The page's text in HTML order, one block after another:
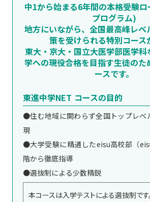
中1から始まる6年間の本格受験
プログラム)
地方にいながら、全国最高峰レベ
策を受けられる特別コース
東大・京大・国立大医学部医学科
学への現役合格を目指す生徒のた
ースです。
東進中学NET コースの目的
●住む地域に関わらず全国トップレベ
現
●大学受験に精通したeisu高校部（
階から徹底指導
●選抜制による少数精鋭
本コースは入学テストによる選抜制です